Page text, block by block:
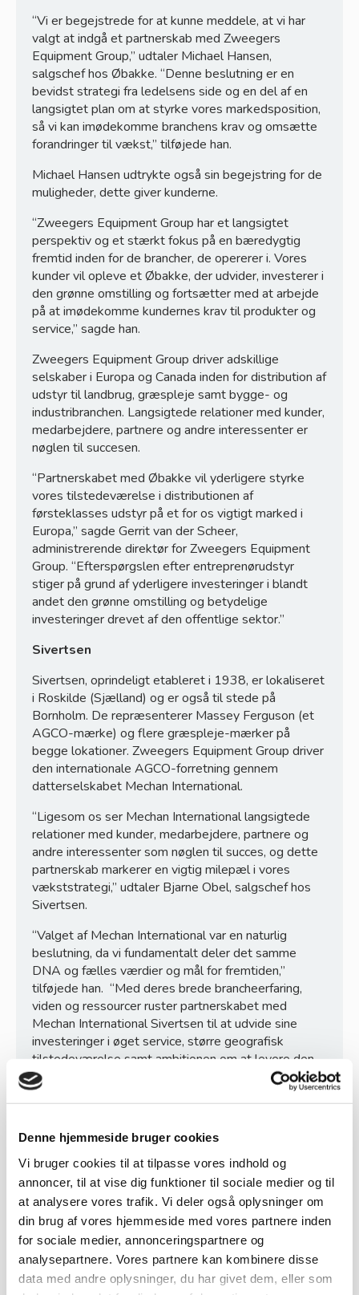
Denne hjemmeside bruger cookies
Vi bruger cookies til at tilpasse vores indhold og
annoncer, til at vise dig funktioner til sociale medier og til
at analysere vores trafik. Vi deler også oplysninger om
din brug af vores hjemmeside med vores partnere inden
for sociale medier, annonceringspartnere og
analysepartnere. Vores partnere kan kombinere disse
data med andre oplysninger, du har givet dem, eller som
“Vi er begejstrede for at kunne meddele, at vi har
valgt at indgå et partnerskab med Zweegers
Equipment Group,” udtaler Michael Hansen,
salgschef hos Øbakke. “Denne beslutning er en
bevidst strategi fra ledelsens side og en del af en
langsigtet plan om at styrke vores markedsposition,
så vi kan imødekomme branchens krav og omsætte
forandringer til vækst,” tilføjede han.
Michael Hansen udtrykte også sin begejstring for de
muligheder, dette giver kunderne.
“Zweegers Equipment Group har et langsigtet
perspektiv og et stærkt fokus på en bæredygtig
fremtid inden for de brancher, de opererer i. Vores
kunder vil opleve et Øbakke, der udvider, investerer i
den grønne omstilling og fortsætter med at arbejde
på at imødekomme kundernes krav til produkter og
service,” sagde han.
Zweegers Equipment Group driver adskillige
selskaber i Europa og Canada inden for distribution af
udstyr til landbrug, græspleje samt bygge- og
industribranchen. Langsigtede relationer med kunder,
medarbejdere, partnere og andre interessenter er
nøglen til succesen.
“Partnerskabet med Øbakke vil yderligere styrke
vores tilstedeværelse i distributionen af
førsteklasses udstyr på et for os vigtigt marked i
Europa,” sagde Gerrit van der Scheer,
administrerende direktør for Zweegers Equipment
Group. “Efterspørgslen efter entreprenørudstyr
stiger på grund af yderligere investeringer i blandt
andet den grønne omstilling og betydelige
investeringer drevet af den offentlige sektor.”
Sivertsen
Sivertsen, oprindeligt etableret i 1938, er lokaliseret
i Roskilde (Sjælland) og er også til stede på
Bornholm. De repræsenterer Massey Ferguson (et
AGCO-mærke) og flere græspleje-mærker på
begge lokationer. Zweegers Equipment Group driver
den internationale AGCO-forretning gennem
datterselskabet Mechan International.
“Ligesom os ser Mechan International langsigtede
relationer med kunder, medarbejdere, partnere og
andre interessenter som nøglen til succes, og dette
partnerskab markerer en vigtig milepæl i vores
vækststrategi,” udtaler Bjarne Obel, salgschef hos
Sivertsen.
“Valget af Mechan International var en naturlig
beslutning, da vi fundamentalt deler det samme
DNA og fælles værdier og mål for fremtiden,”
tilføjede han. “Med deres brede brancheerfaring,
viden og ressourcer ruster partnerskabet med
Mechan International Sivertsen til at udvide sine
investeringer i øget service, større geografisk
tilstedeværelse samt ambitionen om at levere den
højeste professionelle oplevelse for kunder og
medarbejdere,” tilføjer han.
landbrugsmaskiner, introducere innovative løsninger
og yde strategisk vejledning for at hjælpe
virksomheder med at trives,” siger Gerrit van der
Scheer.
Kunder vil drage fordel af det nye partnerskab
Begge virksomheder fortsætter driften uændret,
men med Zweegers Equipment Group og Mechan
International som partnere på et højere strategisk og